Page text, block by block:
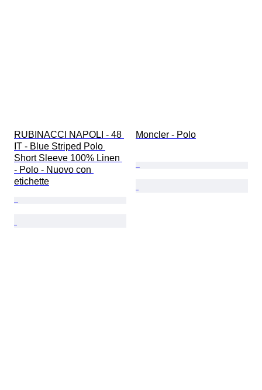
RUBINACCI NAPOLI - 48
IT - Blue Striped Polo
Short Sleeve 100% Linen
- Polo - Nuovo con
etichette
Moncler - Polo